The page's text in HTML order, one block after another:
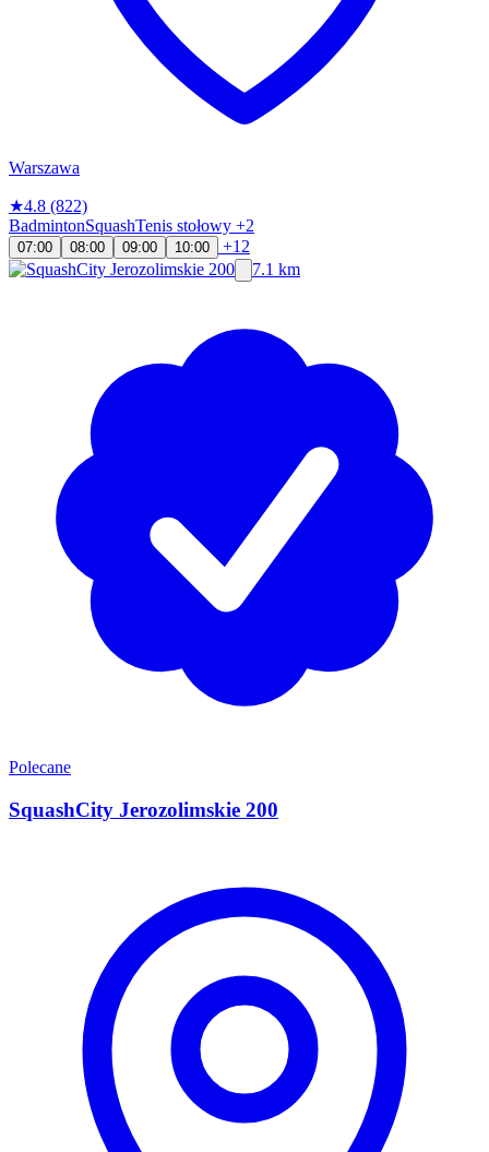
Warszawa
★4.8 (822)
BadmintonSquashTenis stołowy +2
07:00 08:00 09:00 10:00
+12
7.1 km
Polecane
SquashCity Jerozolimskie 200